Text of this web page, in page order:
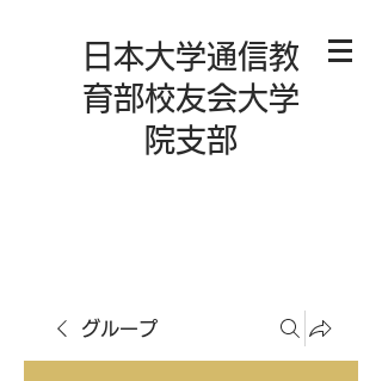
日本大学通信教
育部校友会大学
院支部
グループ